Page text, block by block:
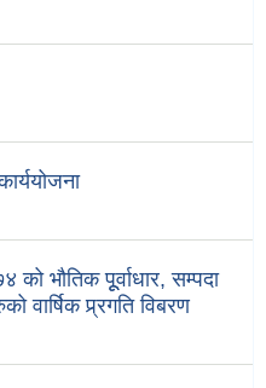
भौतिक पूूर्वाधार, सम्पदा
वार्षिक प्र्रगति विबरण